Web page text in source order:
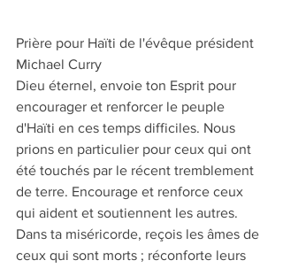
Prière pour Haïti de l'évêque président
Michael Curry
Dieu éternel, envoie ton Esprit pour
encourager et renforcer le peuple
d'Haïti en ces temps difficiles. Nous
prions en particulier pour ceux qui ont
été touchés par le récent tremblement
de terre. Encourage et renforce ceux
qui aident et soutiennent les autres.
Dans ta miséricorde, reçois les âmes de
ceux qui sont morts ; réconforte leurs